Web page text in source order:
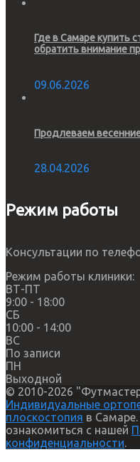
Где в Самаре купить
обратить внимание
09.06.2026
Продлеваем
28.04.2026
Режим работы
Консультации по
Режим работы клиники:
ВТ-ПТ
9:00 - 18:00
СБ
10:00 - 14:00
ВС
По записи
ПН
Выходной
© 2010-2026
Индивидуальные
плоскостопия в
ознакомиться с нашей
конфиденциальности.